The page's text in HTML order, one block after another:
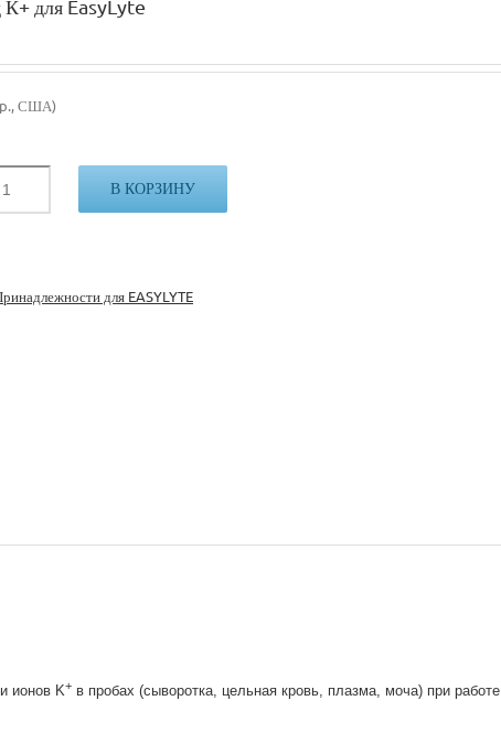
К+ для EasyLyte
США)
В КОРЗИНУ
для EASYLYTE
ионов K+ в пробах (сыворотка, цельная кровь, плазма, моча) при работе